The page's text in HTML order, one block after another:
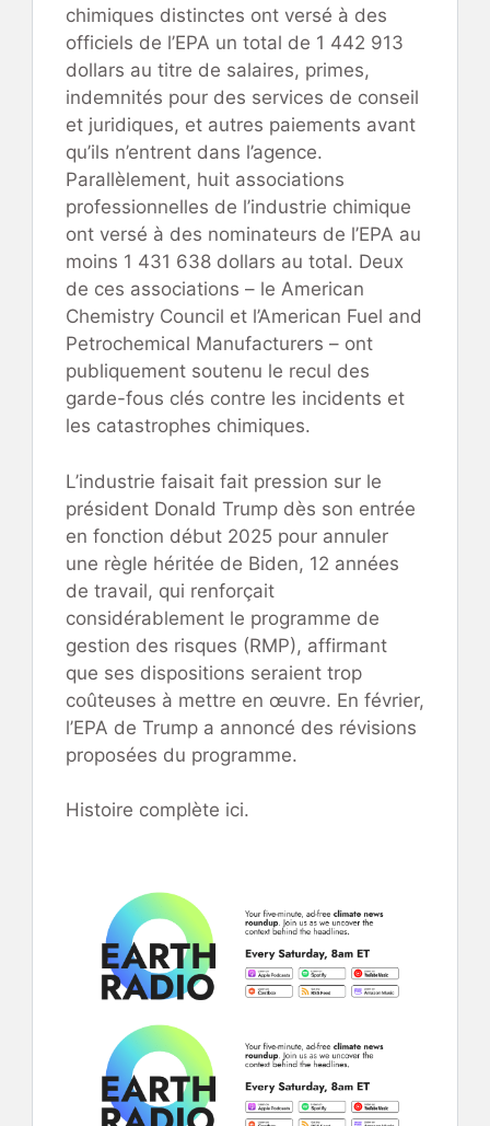
chimiques distinctes ont versé à des
officiels de l’EPA un total de 1 442 913
dollars au titre de salaires, primes,
indemnités pour des services de conseil
et juridiques, et autres paiements avant
qu’ils n’entrent dans l’agence.
Parallèlement, huit associations
professionnelles de l’industrie chimique
ont versé à des nominateurs de l’EPA au
moins 1 431 638 dollars au total. Deux
de ces associations – le American
Chemistry Council et l’American Fuel and
Petrochemical Manufacturers – ont
publiquement soutenu le recul des
garde-fous clés contre les incidents et
les catastrophes chimiques.
L’industrie faisait fait pression sur le
président Donald Trump dès son entrée
en fonction début 2025 pour annuler
une règle héritée de Biden, 12 années
de travail, qui renforçait
considérablement le programme de
gestion des risques (RMP), affirmant
que ses dispositions seraient trop
coûteuses à mettre en œuvre. En février,
l’EPA de Trump a annoncé des révisions
proposées du programme.
Histoire complète ici.